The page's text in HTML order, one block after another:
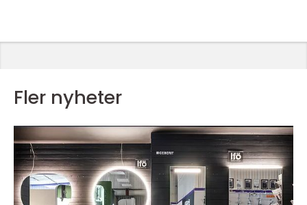
Fler nyheter